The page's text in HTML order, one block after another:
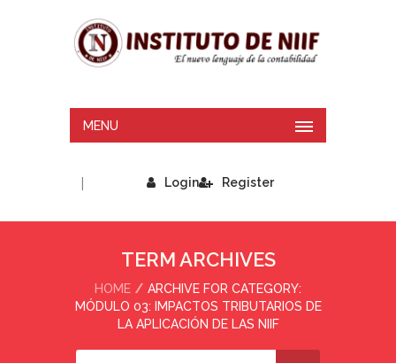
MENU
Login
| Register
TERM ARCHIVES
HOME
ARCHIVE FOR CATEGORY:
MÓDULO 03: IMPACTOS TRIBUTARIOS DE
LA APLICACIÓN DE LAS NIIF